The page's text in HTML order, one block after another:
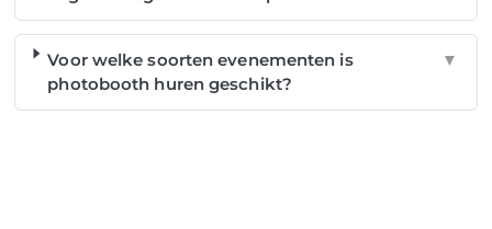
Voor welke soorten evenementen is
photobooth huren geschikt?
▼